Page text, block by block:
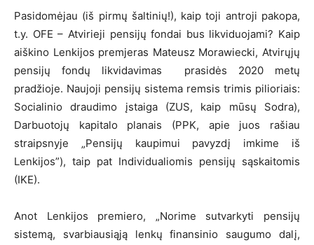
Pasidomėjau (iš pirmų šaltinių!), kaip toji antroji pakopa,
t.y. OFE – Atvirieji pensijų fondai bus likviduojami? Kaip
aiškino Lenkijos premjeras Mateusz Morawiecki, Atvirųjų
pensijų fondų likvidavimas prasidės 2020 metų
pradžioje. Naujoji pensijų sistema remsis trimis pilioriais:
Socialinio draudimo įstaiga (ZUS, kaip mūsų Sodra),
Darbuotojų kapitalo planais (PPK, apie juos rašiau
straipsnyje „Pensijų kaupimui pavyzdį imkime iš
Lenkijos”), taip pat Individualiomis pensijų sąskaitomis
(IKE).
Anot Lenkijos premiero, „Norime sutvarkyti pensijų
sistemą, svarbiausiąją lenkų finansinio saugumo dalį,